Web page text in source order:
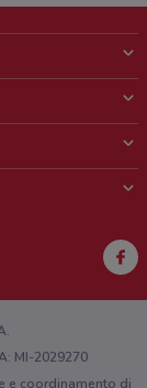
MI-2029270
e coordinamento di